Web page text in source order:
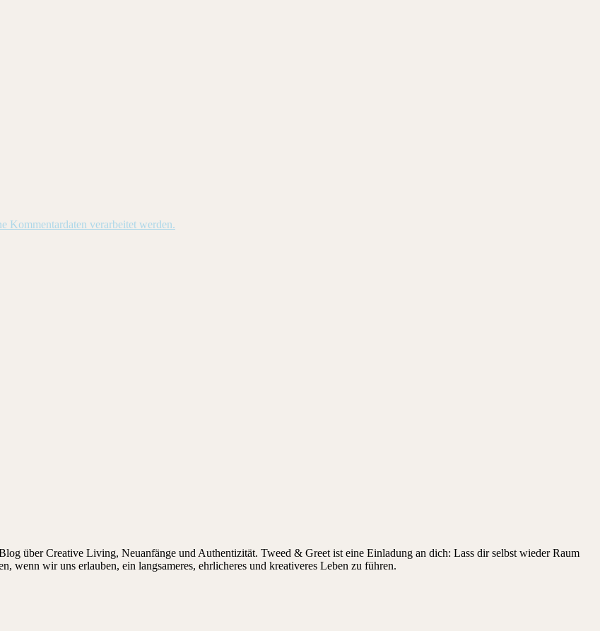
Kommentardaten verarbeitet werden.
über Creative Living, Neuanfänge und Authentizität. Tweed & Greet ist eine Einladung an dich: Lass dir selbst wieder Raum
wenn wir uns erlauben, ein langsameres, ehrlicheres und kreativeres Leben zu führen.